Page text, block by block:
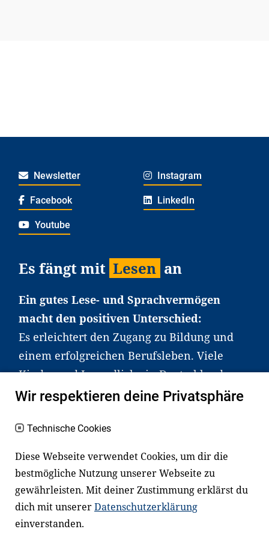
Newsletter Instagram
Facebook LinkedIn
Youtube
Es fängt mit Lesen an
Ein gutes Lese- und Sprachvermögen
macht den positiven Unterschied:
Es erleichtert den Zugang zu Bildung und
einem erfolgreichen Berufsleben. Viele
Kinder und Jugendliche in Deutschland
haben aber große Schwierigkeiten dabei.
an Familien sowie an Erzieher*innen,
Lehrer*innen und andere
Fachexpert*innen. Dafür arbeiten wir eng
mit Ministerien, wissenschaftlichen
Einrichtungen, Verbänden, Unternehmen
und anderen Stiftungen zusammen.
Wir respektieren deine Privatsphäre
Technische Cookies
Diese Webseite verwendet Cookies, um dir die
bestmögliche Nutzung unserer Webseite zu
gewährleisten. Mit deiner Zustimmung erklärst du
dich mit unsererDatenschutzerklärung
einverstanden.